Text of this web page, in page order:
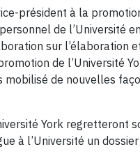
président à la
de l’Université
sur l’élaboration
de l’Université
de nouvelles
York regretteront
à l’Université un